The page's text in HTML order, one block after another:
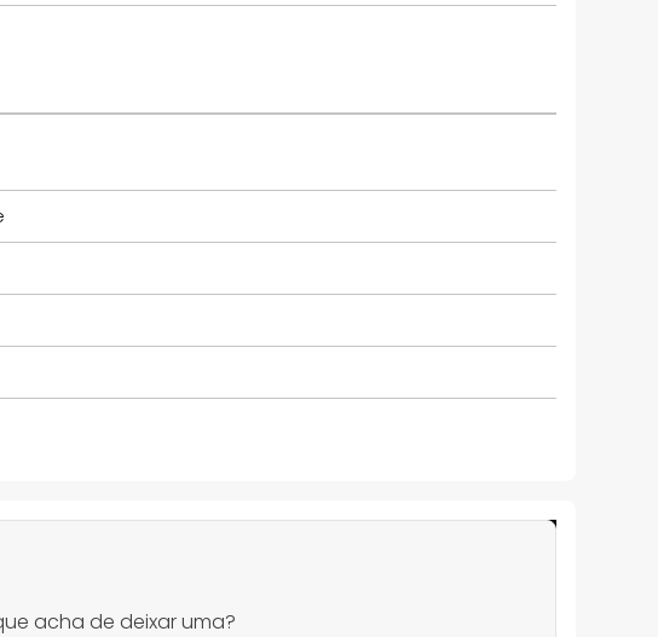
acha de deixar uma?